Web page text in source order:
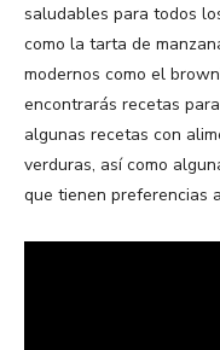
saludables para todos
como la tarta de
modernos como el
encontrarás recetas
algunas recetas con
verduras, así como
que tienen preferencias